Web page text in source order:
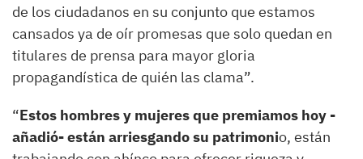
de los ciudadanos en su conjunto que estamos
cansados ya de oír promesas que solo quedan en
titulares de prensa para mayor gloria
propagandística de quién las clama”.
“Estos hombres y mujeres que premiamos hoy -
añadió- están arriesgando su patrimonio, están